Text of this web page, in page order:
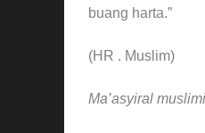
buang harta.”
(HR . Muslim)
Ma’asyiral